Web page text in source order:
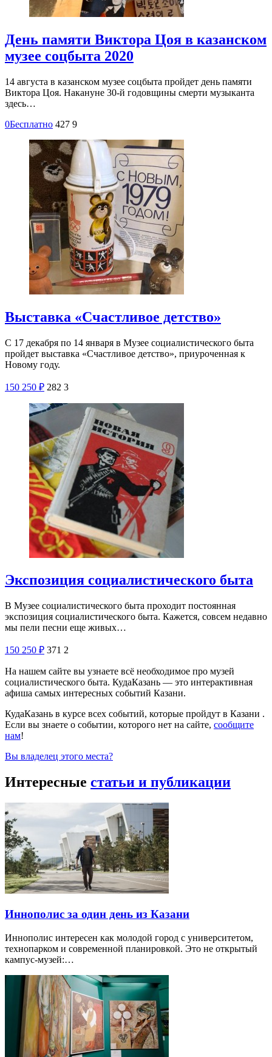
День памяти Виктора Цоя в казанском
музее соцбыта 2020
14 августа в казанском музее соцбыта пройдет день памяти
Виктора Цоя. Накануне 30-й годовщины смерти музыканта
здесь…
0Бесплатно 427 9
Выставка «Счастливое детство»
С 17 декабря по 14 января в Музее социалистического быта
пройдет выставка «Счастливое детство», приуроченная к
Новому году.
150 250 ₽ 282 3
Экспозиция социалистического быта
В Музее социалистического быта проходит постоянная
экспозиция социалистического быта. Кажется, совсем недавно
мы пели песни еще живых…
150 250 ₽ 371 2
На нашем сайте вы узнаете всё необходимое про музей
социалистического быта. КудаКазань — это интерактивная
афиша самых интересных событий Казани.
КудаКазань в курсе всех событий, которые пройдут в Казани .
Если вы знаете о событии, которого нет на сайте, сообщите
нам!
Вы владелец этого места?
Интересные статьи и публикации
Иннополис за один день из Казани
Иннополис интересен как молодой город с университетом,
технопарком и современной планировкой. Это не открытый
кампус-музей:…